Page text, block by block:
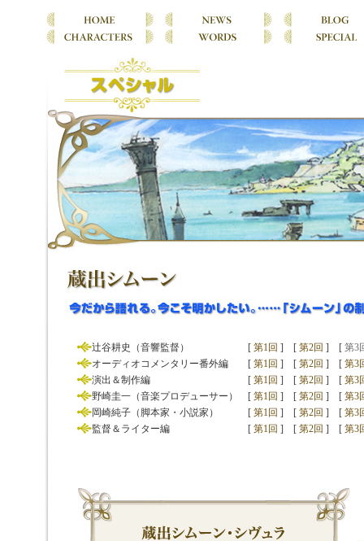
辻谷耕史（音響監督） [ 第1回 ] [ 第2回 ] [ 第3
オーディオコメンタリー番外編
[ 第1回 ] [ 第2回 ] [ 第3
演出＆制作編
[ 第1回 ] [ 第2回 ] [ 第3
野崎圭一（音楽プロデューサー）
[ 第1回 ] [ 第2回 ] [ 第3
岡崎純子（脚本家・小説家）
[ 第1回 ] [ 第2回 ] [ 第3
監督＆ライター編
[ 第1回 ] [ 第2回 ] [ 第3